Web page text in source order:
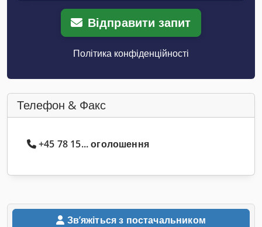
Відправити запит
Політика конфіденційності
Телефон & Факс
+45 78 15... оголошення
Звʼяжіться з постачальником